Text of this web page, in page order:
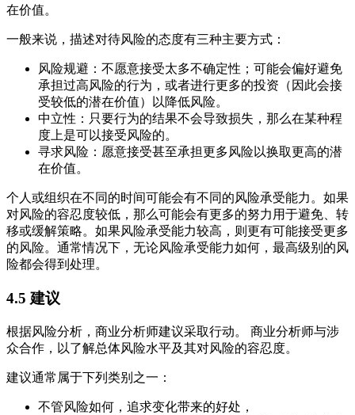
在价值。
一般来说，描述对待风险的态度有三种主要方式：
风险规避：不愿意接受太多不确定性；可能会偏好避免
承担过高风险的行为，或者进行更多的投资（因此会接
受较低的潜在价值）以降低风险。
中立性：只要行为的结果不会导致损失，那么在某种程
度上是可以接受风险的。
寻求风险：愿意接受甚至承担更多风险以换取更高的潜
在价值。
个人或组织在不同的时间可能会有不同的风险承受能力。如果
对风险的容忍度较低，那么可能会有更多的努力用于避免、转
移或缓解策略。如果风险承受能力较高，则更有可能接受更多
的风险。通常情况下，无论风险承受能力如何，最高级别的风
险都会得到处理。
4.5 建议
根据风险分析，商业分析师建议采取行动。 商业分析师与涉
众合作，以了解总体风险水平及其对风险的容忍度。
建议通常属于下列类别之一：
不管风险如何，追求变化带来的好处，